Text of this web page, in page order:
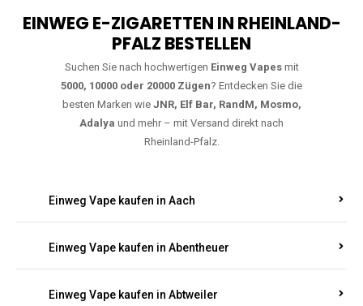
EINWEG E-ZIGARETTEN IN RHEINLAND-
PFALZ BESTELLEN
Suchen Sie nach hochwertigen Einweg Vapesmit
5000, 10000 oder 20000 Zügen ? Entdecken Sie die
besten Marken wie JNR, Elf Bar, RandM, Mosmo,
Adalya und mehr – mit Versand direkt nach
Rheinland-Pfalz.
Einweg Vape kaufen in Aach
Einweg Vape kaufen in Abentheuer
Einweg Vape kaufen in Abtweiler